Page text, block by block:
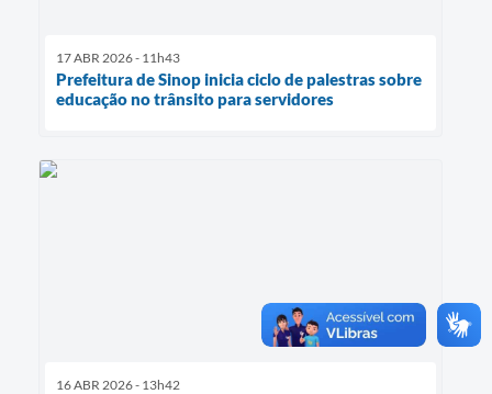
17 ABR 2026 - 11h43
Prefeitura de Sinop inicia ciclo de palestras sobre
educação no trânsito para servidores
16 ABR 2026 - 13h42